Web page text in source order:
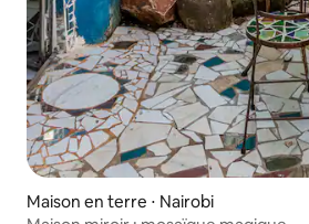
Maison en terre ⋅ Nairobi